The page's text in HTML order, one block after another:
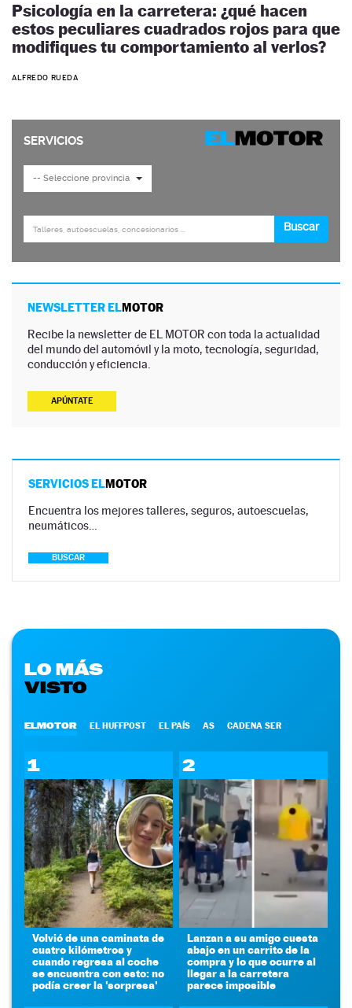
Psicología en la carretera: ¿qué hacen
estos peculiares cuadrados rojos para que
modifiques tu comportamiento al verlos?
ALFREDO RUEDA
NEWSLETTER ELMOTOR
Recibe la newsletter de EL MOTOR con toda la actualidad
del mundo del automóvil y la moto, tecnología, seguridad,
conducción y eficiencia.
APÚNTATE
SERVICIOS ELMOTOR
Encuentra los mejores talleres, seguros, autoescuelas,
neumáticos…
BUSCAR
LO MÁS
VISTO
ELMOTOR EL HUFFPOST EL PAÍS AS CADENA SER
1
Volvió de una caminata de
cuatro kilómetros y
cuando regresa al coche
se encuentra con esto: no
podía creer la 'sorpresa'
2
Lanzan a su amigo cuesta
abajo en un carrito de la
compra y lo que ocurre al
llegar a la carretera
parece imposible